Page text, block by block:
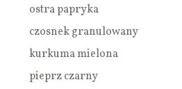
ostra papryka
czosnek granulowany
kurkuma mielona
pieprz czarny